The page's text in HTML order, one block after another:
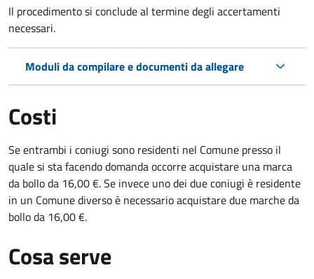
Il procedimento si conclude al termine degli accertamenti
necessari.
Moduli da compilare e documenti da allegare
Costi
Se entrambi i coniugi sono residenti nel Comune presso il
quale si sta facendo domanda occorre acquistare una marca
da bollo da 16,00 €. Se invece uno dei due coniugi è residente
in un Comune diverso è necessario acquistare due marche da
bollo da 16,00 €.
Cosa serve